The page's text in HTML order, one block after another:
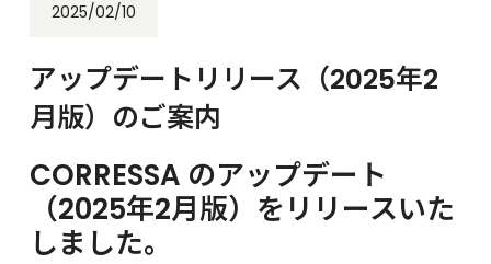
2025/02/10
アップデートリリース（2025年2
月版）のご案内
CORRESSA のアップデート
（2025年2月版）をリリースいた
しました。